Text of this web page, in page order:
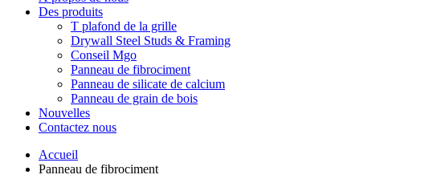
Des produits
T plafond de la grille
Drywall Steel Studs & Framing
Conseil Mgo
Panneau de fibrociment
Panneau de silicate de calcium
Panneau de grain de bois
Nouvelles
Contactez nous
Accueil
Panneau de fibrociment